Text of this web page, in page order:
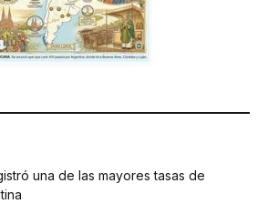
una de las mayores tasas de